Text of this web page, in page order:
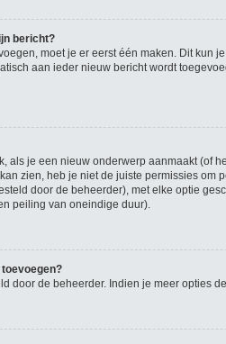
bericht?
moet je er eerst één maken. Dit kun
aan ieder nieuw bericht wordt
als je een nieuw onderwerp aanmaakt (of
zien, heb je niet de juiste permissies
door de beheerder), met elke optie
peiling van oneindige duur).
door de beheerder. Indien je meer opties